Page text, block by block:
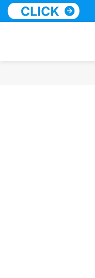
テ